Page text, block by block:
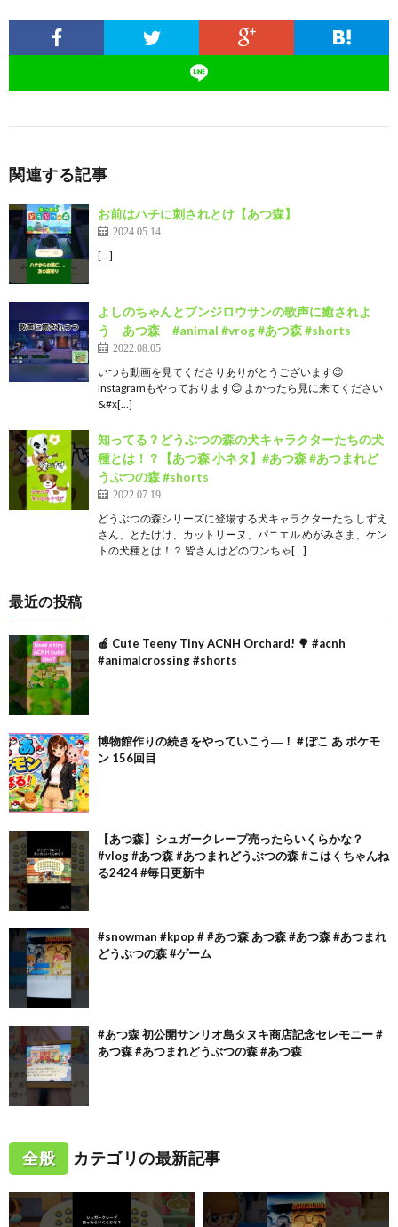
関連する記事
お前はハチに刺されとけ【あつ森】
2024.05.14
[…]
よしのちゃんとブンジロウサンの歌声に癒されよ
う あつ森 #animal #vrog #あつ森 #shorts
2022.08.05
いつも動画を見てくださりありがとうございます😉
Instagramもやっております😊 よかったら見に来てください
&#x[…]
知ってる？どうぶつの森の犬キャラクターたちの犬
種とは！？【あつ森 小ネタ】#あつ森 #あつまれど
うぶつの森 #shorts
2022.07.19
どうぶつの森シリーズに登場する犬キャラクターたち しずえ
さん、とたけけ、カットリーヌ、パニエル めがみさま、ケン
トの犬種とは！？ 皆さんはどのワンちゃ[…]
最近の投稿
🍎 Cute Teeny Tiny ACNH Orchard! 🌳 #acnh
#animalcrossing #shorts
博物館作りの続きをやっていこう―！＃ぽこ あ ポケモ
ン 156回目
【あつ森】シュガークレープ売ったらいくらかな？
#vlog #あつ森 #あつまれどうぶつの森 #こはくちゃんね
る2424 #毎日更新中
#snowman #kpop # #あつ森 あつ森 #あつ森 #あつまれ
どうぶつの森 #ゲーム
#あつ森 初公開サンリオ島タヌキ商店記念セレモニー #
あつ森 #あつまれどうぶつの森 #あつ森
全般 カテゴリの最新記事